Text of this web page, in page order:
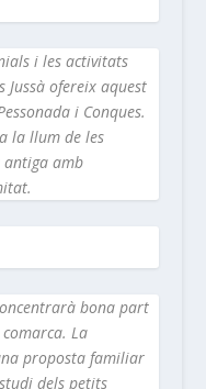
i les activitats
ofereix aquest
i Conques.
la llum de les
antiga amb
bona part
La
proposta familiar
dels petits